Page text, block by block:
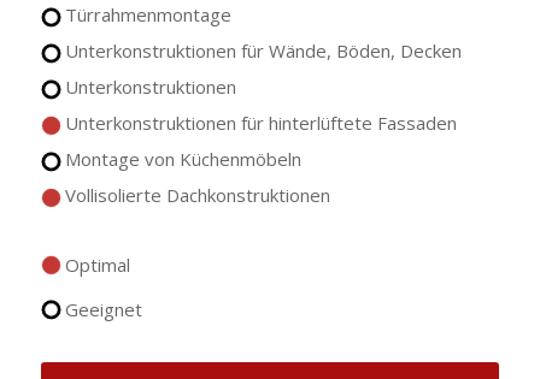
Türrahmenmontage
Unterkonstruktionen für Wände, Böden, Decken
Unterkonstruktionen
Unterkonstruktionen für hinterlüftete Fassaden
Montage von Küchenmöbeln
Vollisolierte Dachkonstruktionen
Optimal
Geeignet